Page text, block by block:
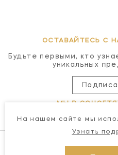
ОСТАВАЙТЕСЬ С
Будьте первыми, кто
уникальных
МЫ В
На нашем сайте мы
Узнать